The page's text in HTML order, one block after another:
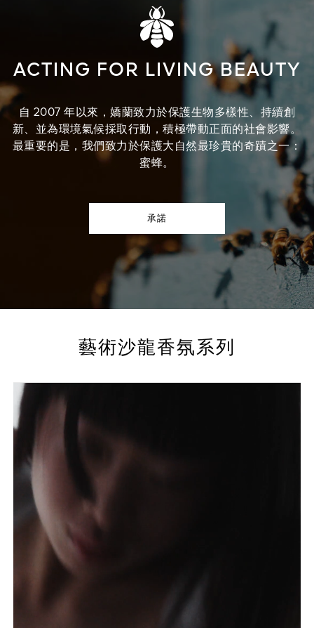
ACTING FOR LIVING BEAUTY
自 2007 年以來，嬌蘭致力於保護生物多樣性、持續創
新、並為環境氣候採取行動，積極帶動正面的社會影響。
最重要的是，我們致力於保護大自然最珍貴的奇蹟之一：
蜜蜂。
承諾
藝術沙龍香氛系列